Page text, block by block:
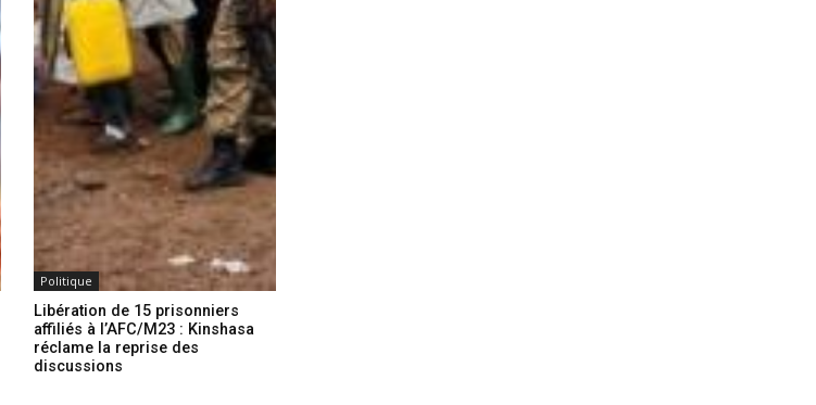
Politique
Libération de 15 prisonniers
affiliés à l’AFC/M23 : Kinshasa
réclame la reprise des
discussions